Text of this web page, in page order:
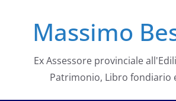
contenutoMassimo
Ex Assessore provinciale
Patrimonio, Libro fondiario